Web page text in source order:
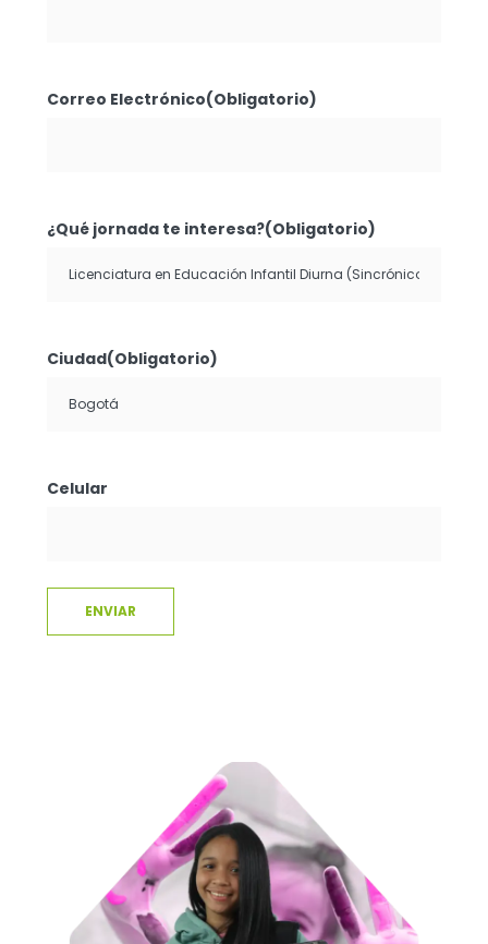
Correo Electrónico(Obligatorio)
¿Qué jornada te interesa?(Obligatorio)
Ciudad(Obligatorio)
Celular